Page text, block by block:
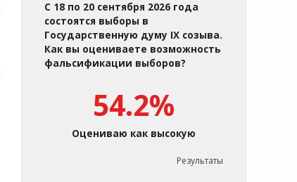
С 18 по 20 сентября 2026 года
состоятся выборы в
Государственную думу IX созыва.
Как вы оцениваете возможность
фальсификации выборов?
54.2%
Оцениваю как высокую
Результаты